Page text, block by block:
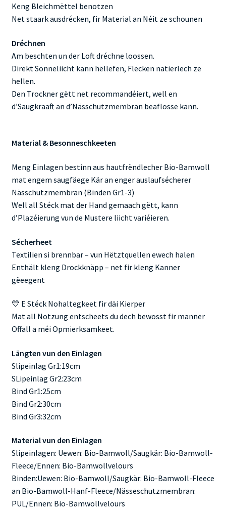
Keng Bleichmëttel benotzen
Net staark ausdrécken, fir Material an Néit ze schounen
Dréchnen
Am beschten un der Loft dréchne loossen.
Direkt Sonneliicht kann hëllefen, Flecken natierlech ze
hellen.
Den Trockner gëtt net recommandéiert, well en
d’Saugkraaft an d’Nässchutzmembran beaflosse kann.
Material & Besonneschkeeten
Meng Einlagen bestinn aus hautfrëndlecher Bio-Bamwoll
mat engem saugfäege Kär an enger auslaufsécherer
Nässchutzmembran (Binden Gr1-3)
Well all Stéck mat der Hand gemaach gëtt, kann
d’Plazéierung vun de Mustere liicht variéieren.
Sécherheet
Textilien si brennbar – vun Hëtztquellen ewech halen
Enthält kleng Drockknäpp – net fir kleng Kanner
gëeegent
💛 E Stéck Nohaltegkeet fir däi Kierper
Mat all Notzung entscheets du dech bewosst fir manner
Offall a méi Opmierksamkeet.
Längten vun den Einlagen
Slipeinlag Gr1:19cm
SLipeinlag Gr2:23cm
Bind Gr1:25cm
Bind Gr2:30cm
Bind Gr3:32cm
Material vun den Einlagen
Slipeinlagen: Uewen: Bio-Bamwoll/Saugkär: Bio-Bamwoll-
Fleece/Ennen: Bio-Bamwollvelours
Binden:Uewen: Bio-Bamwoll/Saugkär: Bio-Bamwoll-Fleece
an Bio-Bamwoll-Hanf-Fleece/Nässeschutzmembran:
PUL/Ennen: Bio-Bamwollvelours